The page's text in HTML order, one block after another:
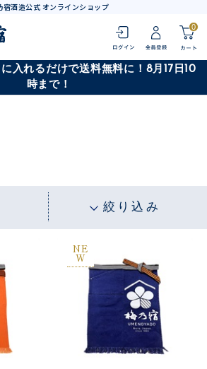
宿酒造公式 オンラインショップ
0
入れるだけで送料無料に！8月17日10
時まで！
絞り込み
NE
W